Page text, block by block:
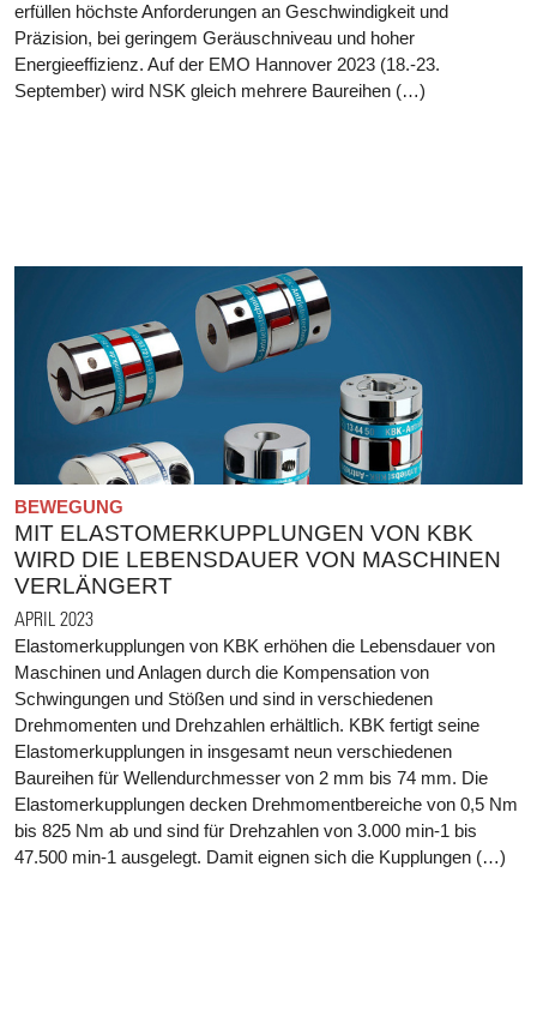
erfüllen höchste Anforderungen an Geschwindigkeit und
Präzision, bei geringem Geräuschniveau und hoher
Energieeffizienz. Auf der EMO Hannover 2023 (18.-23.
September) wird NSK gleich mehrere Baureihen (…)
BEWEGUNG
MIT ELASTOMERKUPPLUNGEN VON KBK
WIRD DIE LEBENSDAUER VON MASCHINEN
VERLÄNGERT
APRIL 2023
Elastomerkupplungen von KBK erhöhen die Lebensdauer von
Maschinen und Anlagen durch die Kompensation von
Schwingungen und Stößen und sind in verschiedenen
Drehmomenten und Drehzahlen erhältlich. KBK fertigt seine
Elastomerkupplungen in insgesamt neun verschiedenen
Baureihen für Wellendurchmesser von 2 mm bis 74 mm. Die
Elastomerkupplungen decken Drehmomentbereiche von 0,5 Nm
bis 825 Nm ab und sind für Drehzahlen von 3.000 min-1 bis
47.500 min-1 ausgelegt. Damit eignen sich die Kupplungen (…)